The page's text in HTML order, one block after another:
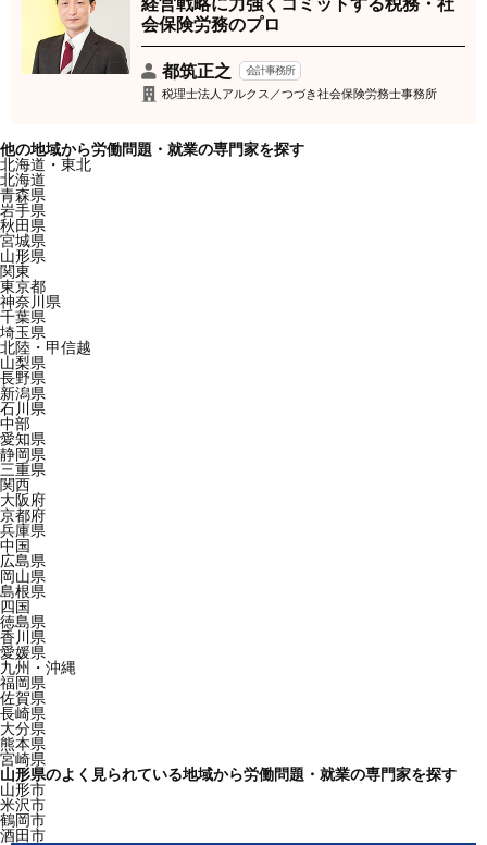
経営戦略に力強くコミットする税務・社
会保険労務のプロ
都筑正之 会計事務所
税理士法人アルクス／つづき社会保険労務士事務所
他の地域から労働問題・就業の専門家を探す
北海道・東北
北海道
青森県
岩手県
秋田県
宮城県
山形県
関東
東京都
神奈川県
千葉県
埼玉県
北陸・甲信越
山梨県
長野県
新潟県
石川県
中部
愛知県
静岡県
三重県
関西
大阪府
京都府
兵庫県
中国
広島県
岡山県
島根県
四国
徳島県
香川県
愛媛県
九州・沖縄
福岡県
佐賀県
長崎県
大分県
熊本県
宮崎県
山形県のよく見られている地域から労働問題・就業の専門家を探す
山形市
米沢市
鶴岡市
酒田市